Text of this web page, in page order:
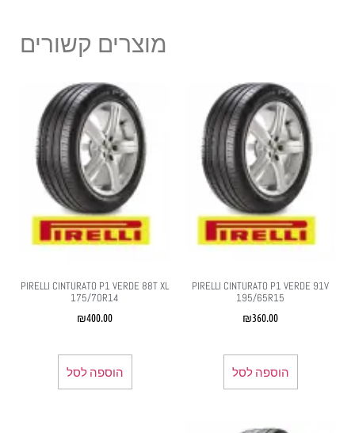
מוצרים קשורים
PIRELLI CINTURATO P1 VERDE 91V
195/65R15
₪360.00
הוספה לסל
PIRELLI CINTURATO P1 VERDE 88T XL
175/70R14
₪400.00
הוספה לסל